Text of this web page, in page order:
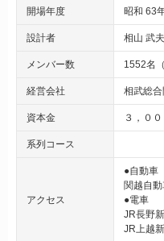
開場年度 昭和 63
設計者 相山 武夫
メンバー数 1552名（
経営会社 相武総
資本金 ３，０
系列コース
アクセス
●自動車
関越自
●電車
JR長野
JR上越